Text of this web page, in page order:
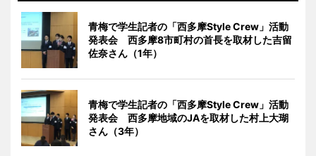
青梅で学生記者の「西多摩Style Crew」活動
発表会 西多摩8市町村の首長を取材した吉留
佐奈さん（1年）
青梅で学生記者の「西多摩Style Crew」活動
発表会 西多摩地域のJAを取材した村上大瑚
さん（3年）